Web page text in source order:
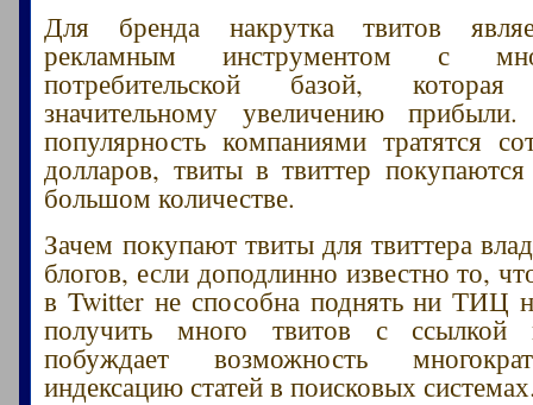
Для бренда накрутка твитов
рекламным инструментом с
потребительской базой, которая
значительному увеличению
популярность компаниями тратятся
долларов, твиты в твиттер
большом количестве.
Зачем покупают твиты для твиттера
блогов, если доподлинно известно то,
в Twitter не способна поднять ни ТИЦ
получить много твитов с ссылкой
побуждает возможность
индексацию статей в поисковых